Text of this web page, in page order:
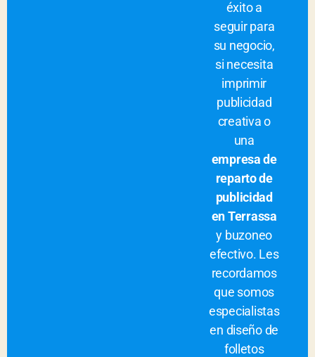
éxito a
seguir para
su negocio,
si necesita
imprimir
publicidad
creativa o
una
empresa de
reparto de
publicidad
en Terrassa
y buzoneo
efectivo. Les
recordamos
que somos
especialistas
en diseño de
folletos